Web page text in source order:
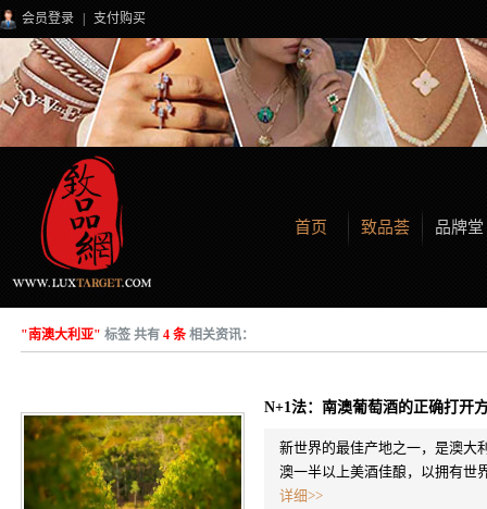
会员登录 支付购买
首页 致品荟 品牌堂
"南澳大利亚" 标签 共有 4 条相关资讯：
N+1法：南澳葡萄酒的正确打开
新世界的最佳产地之一，是澳大
澳一半以上美酒佳酿，以拥有世
详细>>